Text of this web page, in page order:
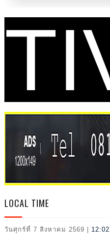
L
LOCAL TIME
วันศุกร์ที่ 7 สิงหาคม 2569